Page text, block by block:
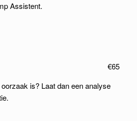
Assistent.
€65
is? Laat dan een analyse